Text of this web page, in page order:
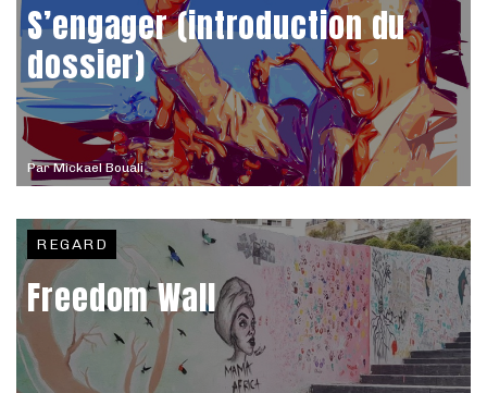
ParMickael Bouali
S’engager (introduction du
dossier)
REGARD
Freedom Wall